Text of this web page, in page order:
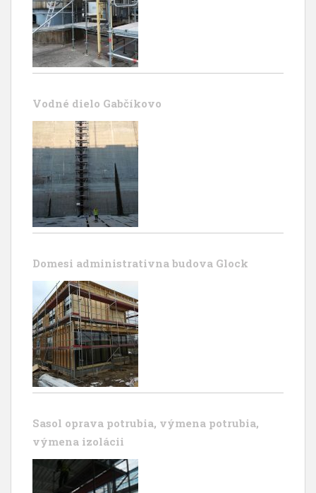
Vodné dielo Gabčíkovo
Domesi administrativna budova Glock
Sasol oprava potrubia, výmena potrubia,
výmena izolácii